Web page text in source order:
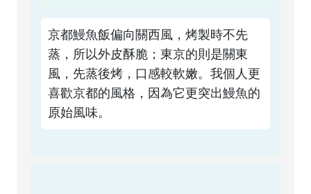
京都鰻魚飯偏向關西風，烤製時不先
蒸，所以外皮酥脆；東京的則是關東
風，先蒸後烤，口感較軟嫩。我個人更
喜歡京都的風格，因為它更突出鰻魚的
原始風味。